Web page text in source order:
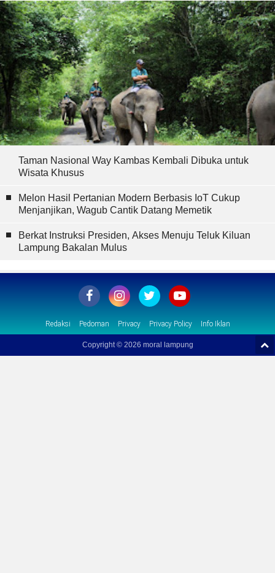
Taman Nasional Way Kambas Kembali Dibuka untuk
Wisata Khusus
Melon Hasil Pertanian Modern Berbasis IoT Cukup
Menjanjikan, Wagub Cantik Datang Memetik
Berkat Instruksi Presiden, Akses Menuju Teluk Kiluan
Lampung Bakalan Mulus
Redaksi Pedoman Privacy Privacy Policy Info Iklan
Copyright © 2026 moral lampung